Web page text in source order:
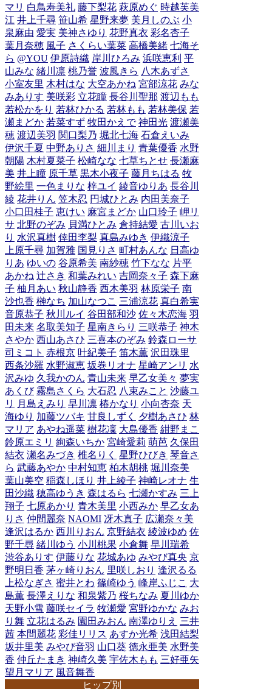
マリ 白鳥寿美礼 藤下梨花 萩原めぐ 時越芙美
江 井上千尋 笹山希 星野来夢 美月しのぶ 小
泉麻由 愛実 美神さゆり 花野真衣 彩名杏子
葉月奈穂 風子 さくらい葉菜 高橋美緒 七海そ
ら @YOU 伊原詩織 岸川ひろみ 浜咲恵利 平
山みな 緒川凛 桃乃誉 波風きら 八木あずさ
小室友里 木村はな 大空あかね 宮部涼花 みな
みありす 美咲彩 立花瞳 長谷川聖那 渡辺もも
若松かをり 若林ひかる 若林もも 若林美保 若
瀬まどか 若菜すず 牧田かえで 神田光 渡瀬美
穂 渡辺美羽 関口梨乃 堀北七海 石倉えいみ
伊沢千夏 中野ありさ 細川まり 青葉優香 水野
朝陽 木村夏菜子 松崎なな 七草ちとせ 長瀬麻
美 井上瞳 原千草 黒木小夜子 藤月ちはる 牧
野絵里 一色まりな 梓ユイ 綾音ゆりあ 長谷川
綾 花井りん 笠木忍 円城ひとみ 内田美奈子
小口田桂子 恵けい 麻宮まどか 山口玲子 岬リ
サ 北野のぞみ 貝満ひとみ 倉持結愛 古川いお
り 水沢真樹 倖田李梨 真島みゆき 伊織涼子
上原千尋 加賀雅 国見りさ 町村あんな 日高ゆ
りあ ゆいの 谷原希美 南紗穂 竹下なな 片平
あかね 辻さき 和葉みれい 吉岡奈々子 森下麻
子 柚月あい 秋山静香 西木美羽 林原栄子 南
沙也香 榊なち 加山なつこ 三浦涼花 真白希実
音原恭子 秋川ルイ 谷田部和沙 佐々木恋海 羽
田未来 名取美知子 星南きらり 三咲恭子 神木
さやか 西山あさひ 三喜本のぞみ 鈴森ローサ
司ミコト 赤根京 叶紀美子 笛木薫 沢田珠里
西条沙羅 水野淑恵 坂巻リオナ 星崎アンリ 水
沢みゆ 久我かのん 青山未来 早乙女美々 夢実
あくび 霧島さくら 大石忍 八束みこと 沙藤ユ
リ
月島えみり 早川凛 椿かなり 小向杏奈 天
海ゆり 加藤ツバキ 甘良しずく 夕樹あさひ 林
マリア あやね遥菜 樹花凜 大島優香 紺野まこ
鈴原エミリ 絢森いちか 宮崎愛莉 萌芭 久保田
結衣 瀬名みづき 椎名りく 星野ひびき 琴音さ
ら 武藤あやか 中村知恵 柏木胡桃 堀川奈美
葉山美空 稲森しほり 井上綾子 神崎レオナ 生
田沙織 穂高ゆうき 森はるら 七瀬かすみ 三上
翔子 七原あかり 青木美里 小西みか 早乙女あ
りさ 仲間麗奈 NAOMI 冴木真子 広瀬奈々美
逢沢はるか 西川りおん 京野結衣 綾波ゆめ 佐
野千尋 緒川ゆう 小川桃果 小倉舞 早川瑞希
渋谷ありす 伊藤りな 花城あゆ みやび真央 京
野明日香 茅ヶ崎りおん 里咲しおり 逢沢るる
上松なぎさ 蜜井とわ 篠崎ゆう 峰岸ふじこ 大
島薫 長澤えりな 和泉紫乃 桜ちなみ 夏川ゆか
天野小雪 藤咲セイラ 牧瀬愛 宮野ゆかな みお
り舞 立花はるみ 園田みおん 南澤ゆりえ 三井
茜 本間麗花 彩佳リリス あすか光希 浅田結梨
坂井里美 みやび音羽 山口葵 徳永亜美 水野美
香 仲丘たまき 神崎久美 宇佐木もも 三好亜矢
望月マリア 風音舞香
ヒップ別